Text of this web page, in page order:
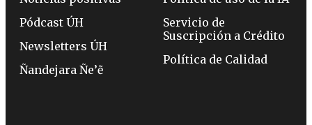
Pódcast ÚH
Newsletters ÚH
Ñandejara Ñe’ẽ
Servicio de
Suscripción a Crédito
Política de Calidad